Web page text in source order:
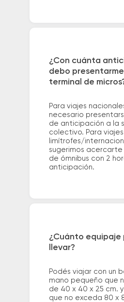
¿Con cuánta
debo
terminal de
Para viajes
necesario
de anticipación a la
colectivo. Para
limítrofes/
sugerimos acercarte
de ómnibus con 2
anticipación.
¿Cuánto equipaje
llevar?
Podés viajar con un
mano pequeño que
de 40 x 40 x 25 cm.
que no exceda 80 x